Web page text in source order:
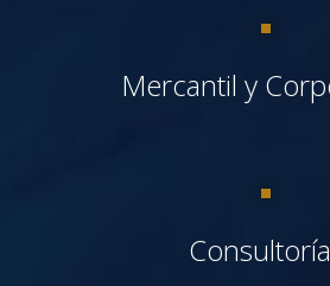
Mercantil y